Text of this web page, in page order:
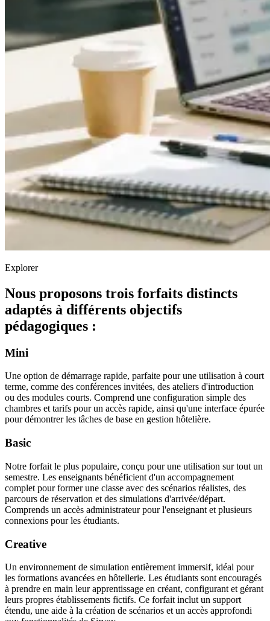
Explorer
Nous proposons trois forfaits distincts
adaptés à différents objectifs
pédagogiques :
Mini
Une option de démarrage rapide, parfaite pour une utilisation à court
terme, comme des conférences invitées, des ateliers d'introduction
ou des modules courts. Comprend une configuration simple des
chambres et tarifs pour un accès rapide, ainsi qu'une interface épurée
pour démontrer les tâches de base en gestion hôtelière.
Basic
Notre forfait le plus populaire, conçu pour une utilisation sur tout un
semestre. Les enseignants bénéficient d'un accompagnement
complet pour former une classe avec des scénarios réalistes, des
parcours de réservation et des simulations d'arrivée/départ.
Comprends un accès administrateur pour l'enseignant et plusieurs
connexions pour les étudiants.
Creative
Un environnement de simulation entièrement immersif, idéal pour
les formations avancées en hôtellerie. Les étudiants sont encouragés
à prendre en main leur apprentissage en créant, configurant et gérant
leurs propres établissements fictifs. Ce forfait inclut un support
étendu, une aide à la création de scénarios et un accès approfondi